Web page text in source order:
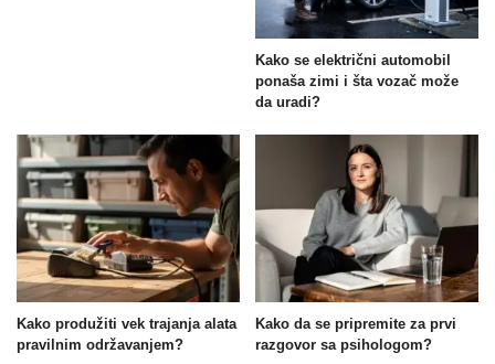
Kako se električni automobil
ponaša zimi i šta vozač može
da uradi?
Kako produžiti vek trajanja alata
pravilnim održavanjem?
Kako da se pripremite za prvi
razgovor sa psihologom?